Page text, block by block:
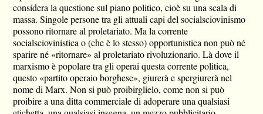
considera la questione sul piano politico, cioè su una scala di
massa. Singole persone tra gli attuali capi del socialsciovinismo
possono ritornare al proletariato. Ma la corrente
socialsciovinistica o (che è lo stesso) opportunistica non può né
sparire né «ritornare» al proletariato rivoluzionario. Là dove il
marxismo è popolare tra gli operai questa corrente politica,
questo «partito operaio borghese», giurerà e spergiurerà nel
nome di Marx. Non si può proibirglielo, come non si può
proibire a una ditta commerciale di adoperare una qualsiasi